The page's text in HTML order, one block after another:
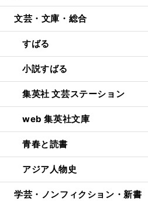
文芸・文庫・総合
すばる
小説すばる
集英社 文芸ステーション
web 集英社文庫
青春と読書
アジア人物史
学芸・ノンフィクション・新書